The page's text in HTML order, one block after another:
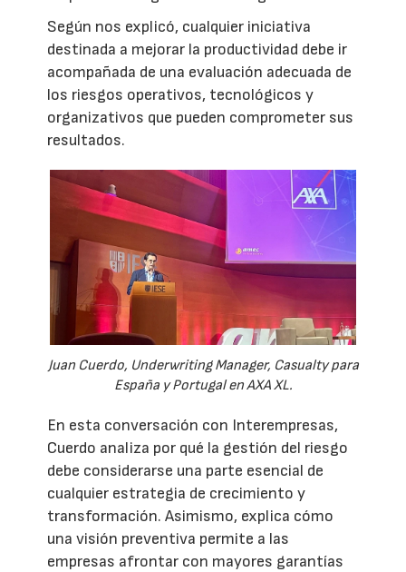
Según nos explicó, cualquier iniciativa
destinada a mejorar la productividad debe ir
acompañada de una evaluación adecuada de
los riesgos operativos, tecnológicos y
organizativos que pueden comprometer sus
resultados.
Juan Cuerdo, Underwriting Manager, Casualty para
España y Portugal en AXA XL.
En esta conversación con Interempresas,
Cuerdo analiza por qué la gestión del riesgo
debe considerarse una parte esencial de
cualquier estrategia de crecimiento y
transformación. Asimismo, explica cómo
una visión preventiva permite a las
empresas afrontar con mayores garantías